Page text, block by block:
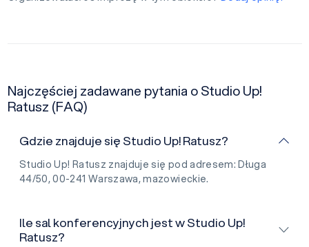
Najczęściej zadawane pytania o Studio Up!
Ratusz (FAQ)
Gdzie znajduje się Studio Up! Ratusz?
Studio Up! Ratusz znajduje się pod adresem: Długa
44/50, 00-241 Warszawa, mazowieckie.
Ile sal konferencyjnych jest w Studio Up!
Ratusz?